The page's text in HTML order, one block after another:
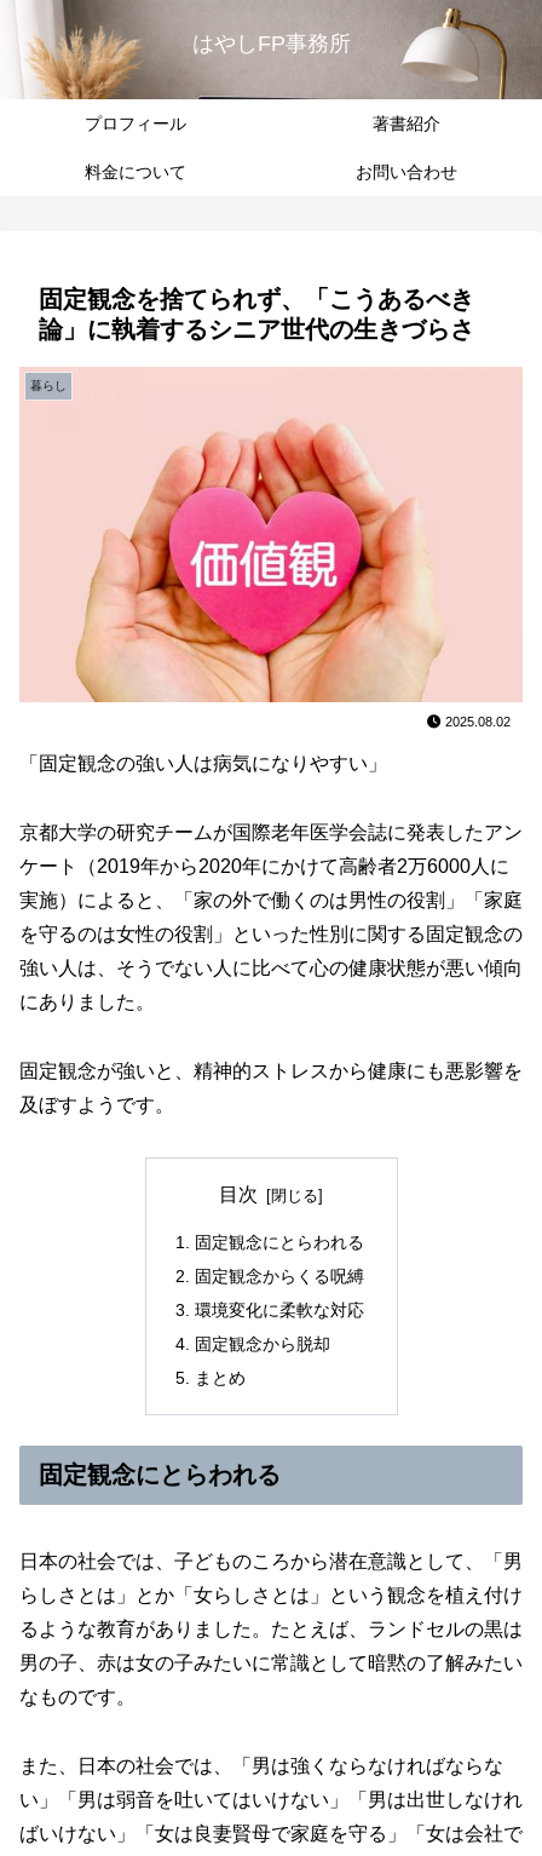
はやしFP事務所
プロフィール 著書紹介
料金について お問い合わせ
固定観念を捨てられず、「こうあるべき
論」に執着するシニア世代の生きづらさ
暮らし
2025.08.02
「固定観念の強い人は病気になりやすい」
京都大学の研究チームが国際老年医学会誌に発表したアン
ケート（2019年から2020年にかけて高齢者2万6000人に
実施）によると、「家の外で働くのは男性の役割」「家庭
を守るのは女性の役割」といった性別に関する固定観念の
強い人は、そうでない人に比べて心の健康状態が悪い傾向
にありました。
固定観念が強いと、精神的ストレスから健康にも悪影響を
及ぼすようです。
目次
固定観念にとらわれる
固定観念からくる呪縛
環境変化に柔軟な対応
固定観念から脱却
まとめ
固定観念にとらわれる
日本の社会では、子どものころから潜在意識として、「男
らしさとは」とか「女らしさとは」という観念を植え付け
るような教育がありました。たとえば、ランドセルの黒は
男の子、赤は女の子みたいに常識として暗黙の了解みたい
なものです。
また、日本の社会では、「男は強くならなければならな
い」「男は弱音を吐いてはいけない」「男は出世しなけれ
ばいけない」「女は良妻賢母で家庭を守る」「女は会社で